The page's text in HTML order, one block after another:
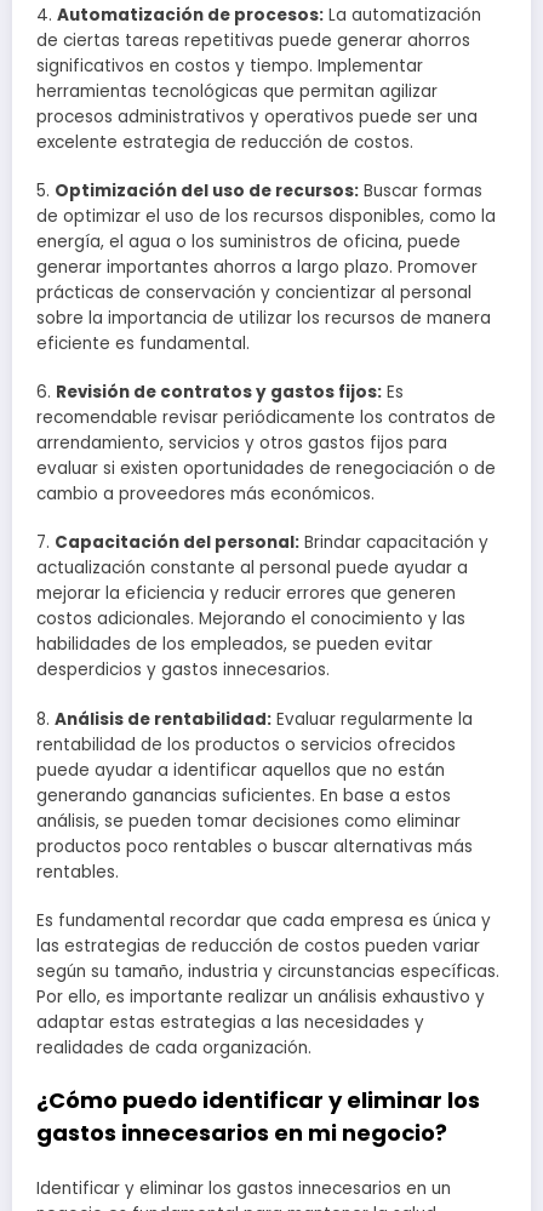
4. Automatización de procesos: La automatización
de ciertas tareas repetitivas puede generar ahorros
significativos en costos y tiempo. Implementar
herramientas tecnológicas que permitan agilizar
procesos administrativos y operativos puede ser una
excelente estrategia de reducción de costos.
5. Optimización del uso de recursos: Buscar formas
de optimizar el uso de los recursos disponibles, como la
energía, el agua o los suministros de oficina, puede
generar importantes ahorros a largo plazo. Promover
prácticas de conservación y concientizar al personal
sobre la importancia de utilizar los recursos de manera
eficiente es fundamental.
6. Revisión de contratos y gastos fijos: Es
recomendable revisar periódicamente los contratos de
arrendamiento, servicios y otros gastos fijos para
evaluar si existen oportunidades de renegociación o de
cambio a proveedores más económicos.
7. Capacitación del personal: Brindar capacitación y
actualización constante al personal puede ayudar a
mejorar la eficiencia y reducir errores que generen
costos adicionales. Mejorando el conocimiento y las
habilidades de los empleados, se pueden evitar
desperdicios y gastos innecesarios.
8. Análisis de rentabilidad: Evaluar regularmente la
rentabilidad de los productos o servicios ofrecidos
puede ayudar a identificar aquellos que no están
generando ganancias suficientes. En base a estos
análisis, se pueden tomar decisiones como eliminar
productos poco rentables o buscar alternativas más
rentables.
Es fundamental recordar que cada empresa es única y
las estrategias de reducción de costos pueden variar
según su tamaño, industria y circunstancias específicas.
Por ello, es importante realizar un análisis exhaustivo y
adaptar estas estrategias a las necesidades y
realidades de cada organización.
¿Cómo puedo identificar y eliminar los
gastos innecesarios en mi negocio?
Identificar y eliminar los gastos innecesarios en un